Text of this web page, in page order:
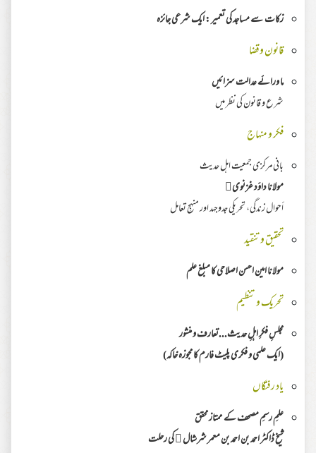
زکات سے مساجد کی تعمیر : ایک شرعی جائزہ
قانون وقضا
ما ورائے عدالت سزائیں
شرع و قانون کی نظر میں
فکر و منہاج
بانی مرکزی جمعیت اہل حدیث
مولانا داؤد غزنوی﷫
أحوال زندگی، تحریکی جدوجہد اور منہجِ تعامل
تحقیق وتنقید
مولانا امین احسن اصلاحی کا مبلغ علم
تحریک و تنظیم
مجلسِ فکرِ اہلِ حدیث...تعارف و منشور
(ایک علمی و فکری پلیٹ فارم کا مجوزہ خاکہ)
یاد رفتگاں
علمِ رسمِ مصحف کے ممتاز محقق
شیخ ڈاکٹر احمد بن احمد بن معمر شرشال ﷫ کی رحلت